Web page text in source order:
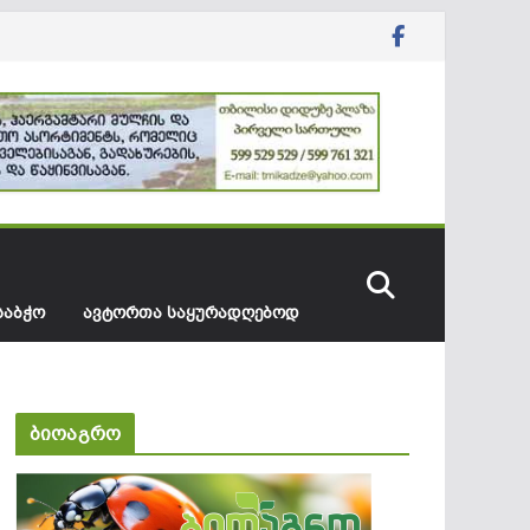
ᲐᲕᲢᲝᲠᲗᲐ ᲡᲐᲧᲣᲠᲐᲓᲦᲔᲑᲝᲓ
ბიოაგრო